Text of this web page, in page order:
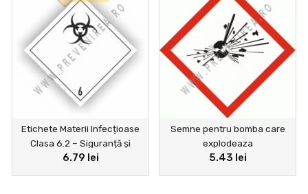
Etichete Materii Infecțioase
Clasa 6.2 – Siguranță și
Conformitate Transport
6.79 lei
Semne pentru bomba care
explodeaza
5.43 lei